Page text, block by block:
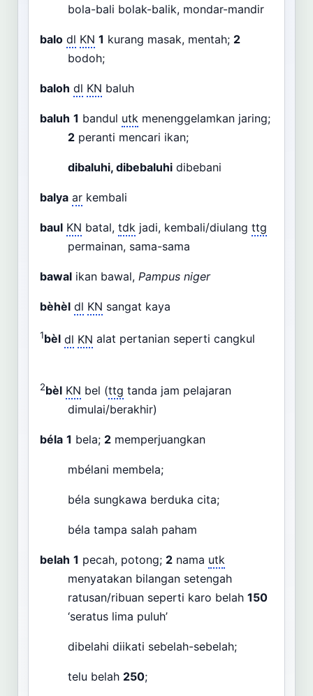
bola-bali bolak-balik, mondar-mandir
balo dl KN 1 kurang masak, mentah; 2
bodoh;
baloh dl KN baluh
baluh 1 bandul utk menenggelamkan jaring;
2 peranti mencari ikan;
dibaluhi, dibebaluhi dibebani
balya ar kembali
baul KN batal, tdk jadi, kembali/diulang ttg
permainan, sama-sama
bawal ikan bawal, Pampus niger
bèhèl dl KN sangat kaya
1bèl dl KN alat pertanian seperti cangkul
2bèl KN bel (ttg tanda jam pelajaran
dimulai/berakhir)
béla 1 bela; 2 memperjuangkan
mbélani membela;
béla sungkawa berduka cita;
béla tampa salah paham
belah 1 pecah, potong; 2 nama utk
menyatakan bilangan setengah
ratusan/ribuan seperti karo belah 150
‘seratus lima puluh’
dibelahi diikati sebelah-sebelah;
telu belah 250;